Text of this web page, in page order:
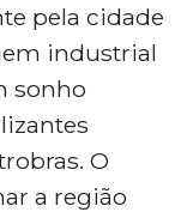
pela cidade
industrial
sonho
O
a região